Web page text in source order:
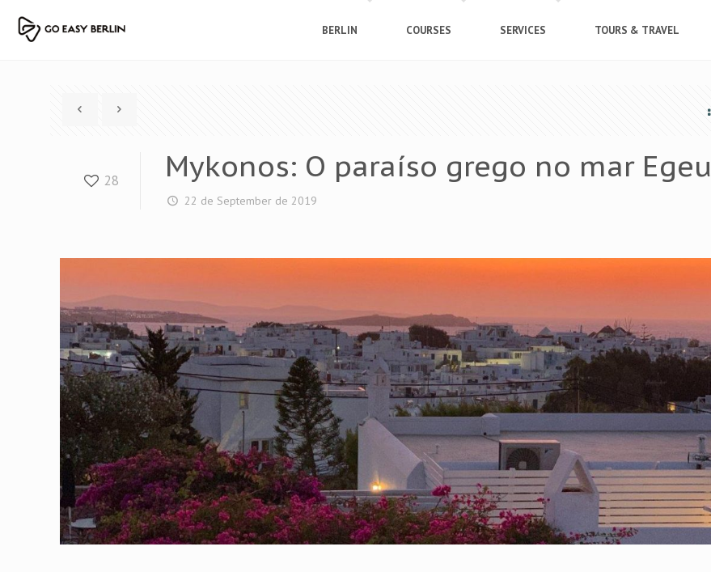
BERLIN COURSES SERVICES TOURS & TRAVEL
28 Mykonos: O paraíso grego no mar Egeu
22 de September de 2019